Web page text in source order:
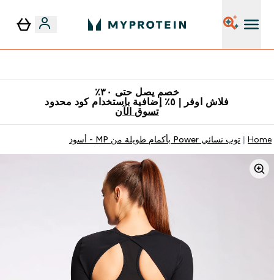
خصم يصل حتى ٣٠٪
فلاش اوفر | ٥٪ إضافية باستخدام كود محدود
تسوق الآن
Home توب نسائي Power بأكمام طويلة من MP - أسود